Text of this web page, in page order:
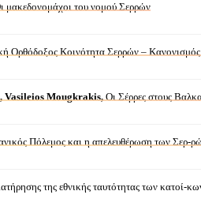
μακεδονομάχοι του νομού Σερρών
Ορθόδοξος Κοινότητα Σερρών –
Mougkrakis,Οι Σέρρες στους
Πόλεμος και η απελευθέρωση των Σερ-
της εθνικής ταυτότητας των κατοί-